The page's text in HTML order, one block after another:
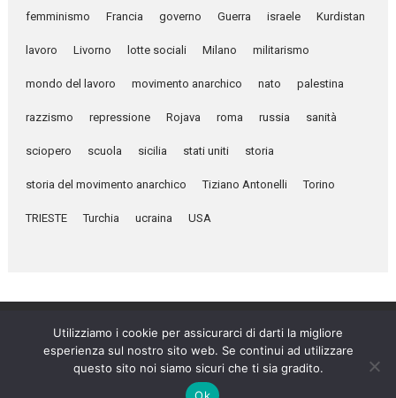
femminismo Francia governo Guerra israele Kurdistan
lavoro Livorno lotte sociali Milano militarismo
mondo del lavoro movimento anarchico nato palestina
razzismo repressione Rojava roma russia sanità
sciopero scuola sicilia stati uniti storia
storia del movimento anarchico Tiziano Antonelli Torino
TRIESTE Turchia ucraina USA
Umanità Nova © 2026
Settimanale anarchico fondato nel 1920 da Errico Malatesta
Utilizziamo i cookie per assicurarci di darti la migliore
esperienza sul nostro sito web. Se continui ad utilizzare
questo sito noi siamo sicuri che ti sia gradito.
Ok